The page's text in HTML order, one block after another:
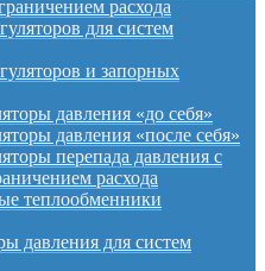
расхода
для систем
и запорных
давления «до себя»
давления «после себя»
перепада давления с
расхода
теплообменники
давления для систем